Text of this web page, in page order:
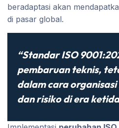
beradaptasi akan
di pasar global.
“Standar ISO
pembaruan teknis,
dalam cara
dan risiko di era